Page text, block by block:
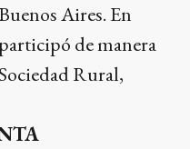
Aires. En
de manera
Rural,